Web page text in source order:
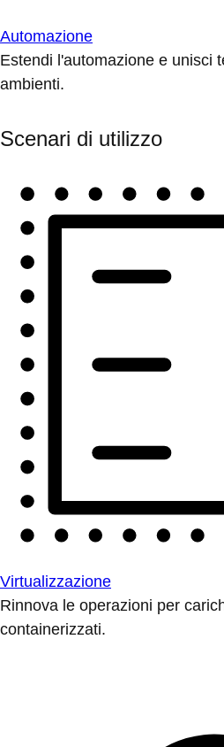
Automazione
Estendi l'automazione e unisci
ambienti.
Scenari di utilizzo
Virtualizzazione
Rinnova le operazioni per
containerizzati.